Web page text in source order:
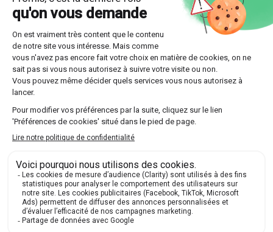
Comment réserver un cours sur Les Sherpas
Ajouter une carte bancaire à son compte
Code d’honneur Sherpa concernant la Pédagogie et
l’Intégrité Académique.
À propos